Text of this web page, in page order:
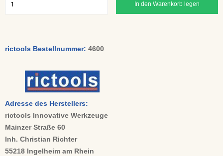
In den Warenkorb legen
rictools Bestellnummer: 4600
Adresse des Herstellers:
rictools Innovative Werkzeuge
Mainzer Straße 60
Inh. Christian Richter
55218 Ingelheim am Rhein